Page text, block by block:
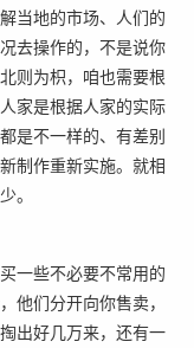
当地的市场、人们的
去操作的，不是说你
则为枳，咱也需要根
家是根据人家的实际
是不一样的、有差别
制作重新实施。就相
。
一些不必要不常用的
他们分开向你售卖，
出好几万来，还有一